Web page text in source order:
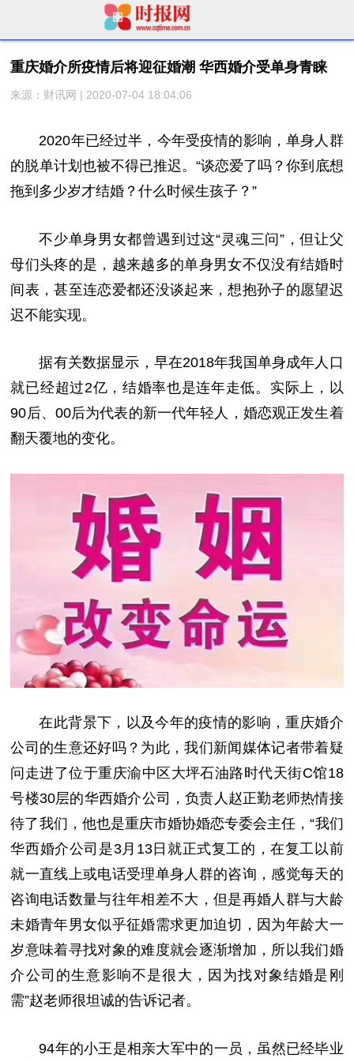
重庆婚介所疫情后将迎征婚潮 华西婚介受单身青睐
来源：财讯网 | 2020-07-04 18:04:06
2020年已经过半，今年受疫情的影响，单身人群
的脱单计划也被不得已推迟。“谈恋爱了吗？你到底想
拖到多少岁才结婚？什么时候生孩子？”
不少单身男女都曾遇到过这“灵魂三问”，但让父
母们头疼的是，越来越多的单身男女不仅没有结婚时
间表，甚至连恋爱都还没谈起来，想抱孙子的愿望迟
迟不能实现。
据有关数据显示，早在2018年我国单身成年人口
就已经超过2亿，结婚率也是连年走低。实际上，以
90后、00后为代表的新一代年轻人，婚恋观正发生着
翻天覆地的变化。
在此背景下，以及今年的疫情的影响，重庆婚介
公司的生意还好吗？为此，我们新闻媒体记者带着疑
问走进了位于重庆渝中区大坪石油路时代天街C馆18
号楼30层的华西婚介公司，负责人赵正勤老师热情接
待了我们，他也是重庆市婚协婚恋专委会主任，“我们
华西婚介公司是3月13日就正式复工的，在复工以前
就一直线上或电话受理单身人群的咨询，感觉每天的
咨询电话数量与往年相差不大，但是再婚人群与大龄
未婚青年男女似乎征婚需求更加迫切，因为年龄大一
岁意味着寻找对象的难度就会逐渐增加，所以我们婚
介公司的生意影响不是很大，因为找对象结婚是刚
需”赵老师很坦诚的告诉记者。
94年的小王是相亲大军中的一员，虽然已经毕业